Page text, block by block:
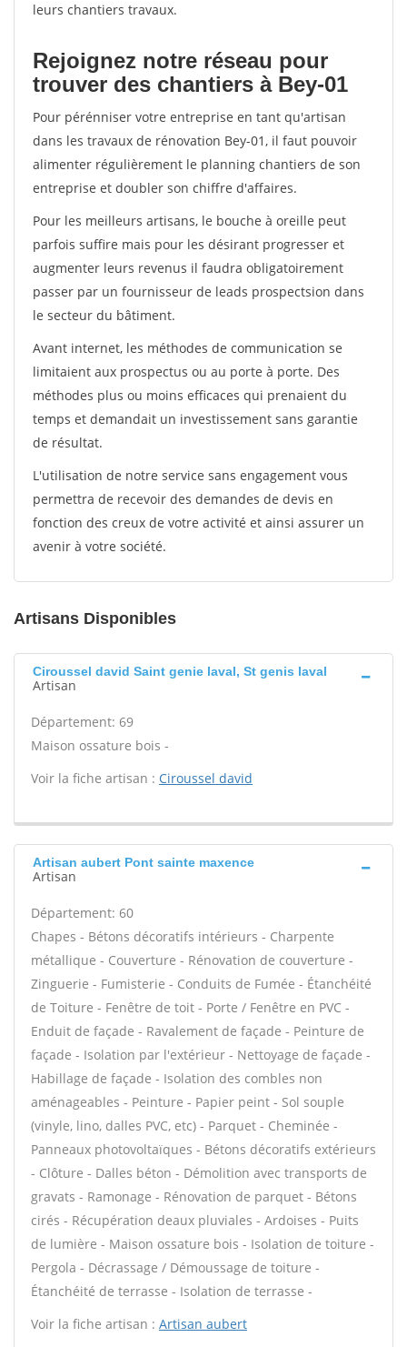
leurs chantiers travaux.
Rejoignez notre réseau pour
trouver des chantiers à Bey-01
Pour pérénniser votre entreprise en tant qu'artisan
dans les travaux de rénovation Bey-01, il faut pouvoir
alimenter régulièrement le planning chantiers de son
entreprise et doubler son chiffre d'affaires.
Pour les meilleurs artisans, le bouche à oreille peut
parfois suffire mais pour les désirant progresser et
augmenter leurs revenus il faudra obligatoirement
passer par un fournisseur de leads prospectsion dans
le secteur du bâtiment.
Avant internet, les méthodes de communication se
limitaient aux prospectus ou au porte à porte. Des
méthodes plus ou moins efficaces qui prenaient du
temps et demandait un investissement sans garantie
de résultat.
L'utilisation de notre service sans engagement vous
permettra de recevoir des demandes de devis en
fonction des creux de votre activité et ainsi assurer un
avenir à votre société.
Artisans Disponibles
Ciroussel david Saint genie laval, St genis laval
Artisan
Département: 69
Maison ossature bois -
Voir la fiche artisan : Ciroussel david
Artisan aubert Pont sainte maxence
Artisan
Département: 60
Chapes - Bétons décoratifs intérieurs - Charpente
métallique - Couverture - Rénovation de couverture -
Zinguerie - Fumisterie - Conduits de Fumée - Étanchéité
de Toiture - Fenêtre de toit - Porte / Fenêtre en PVC -
Enduit de façade - Ravalement de façade - Peinture de
façade - Isolation par l'extérieur - Nettoyage de façade -
Habillage de façade - Isolation des combles non
aménageables - Peinture - Papier peint - Sol souple
(vinyle, lino, dalles PVC, etc) - Parquet - Cheminée -
Panneaux photovoltaïques - Bétons décoratifs extérieurs
- Clôture - Dalles béton - Démolition avec transports de
gravats - Ramonage - Rénovation de parquet - Bétons
cirés - Récupération deaux pluviales - Ardoises - Puits
de lumière - Maison ossature bois - Isolation de toiture -
Pergola - Décrassage / Démoussage de toiture -
Étanchéité de terrasse - Isolation de terrasse -
Voir la fiche artisan : Artisan aubert